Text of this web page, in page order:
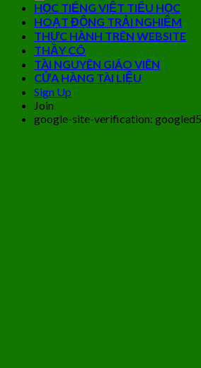
HỌC TIẾNG VIỆT TIỂU HỌC
HOẠT ĐỘNG TRẢI NGHIỆM
THỰC HÀNH TRÊN WEBSITE
THẦY CÔ
TÀI NGUYÊN GIÁO VIÊN
CỬA HÀNG TÀI LIỆU
Sign Up
Join
google-site-verification: